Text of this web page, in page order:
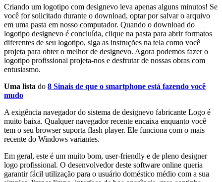
Criando um logotipo com designevo leva apenas alguns minutos! Se
você for solicitado durante o download, optar por salvar o arquivo
em uma pasta em nosso computador. Quando o download do
logotipo designevo é concluída, clique na pasta para abrir formatos
diferentes de seu logotipo, siga as instruções na tela como você
projeta para obter o melhor de designevo. Agora podemos fazer o
logotipo profissional projeta-nos e desfrutar de nossas obras com
entusiasmo.
Uma lista do 8 Sinais de que o smartphone está fazendo você
mudo
A exigência navegador do sistema de designevo fabricante Logo é
muito baixa. Qualquer navegador recente encaixa enquanto você
tem o seu browser suporta flash player. Ele funciona com o mais
recente do Windows variantes.
Em geral, este é um muito bom, user-friendly e de pleno designer
logo profissional. O desenvolvedor deste software online queria
garantir fácil utilização para o usuário doméstico médio com a sua